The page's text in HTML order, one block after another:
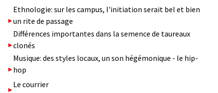
Ethnologie: sur les campus, l'initiation serait bel et bien
un rite de passage
Différences importantes dans la semence de taureaux
clonés
Musique: des styles locaux, un son hégémonique - le hip-
hop
Le courrier